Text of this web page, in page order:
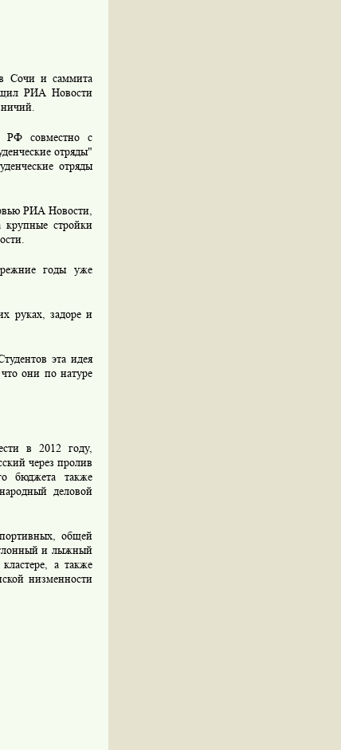
в Сочи и саммита
РИА Новости
РФ совместно с
отряды"
отряды
РИА Новости,
крупные стройки
годы уже
руках, задоре и
эта идея
они по натуре
в 2012 году,
через пролив
бюджета также
деловой
общей
и лыжный
а также
низменности